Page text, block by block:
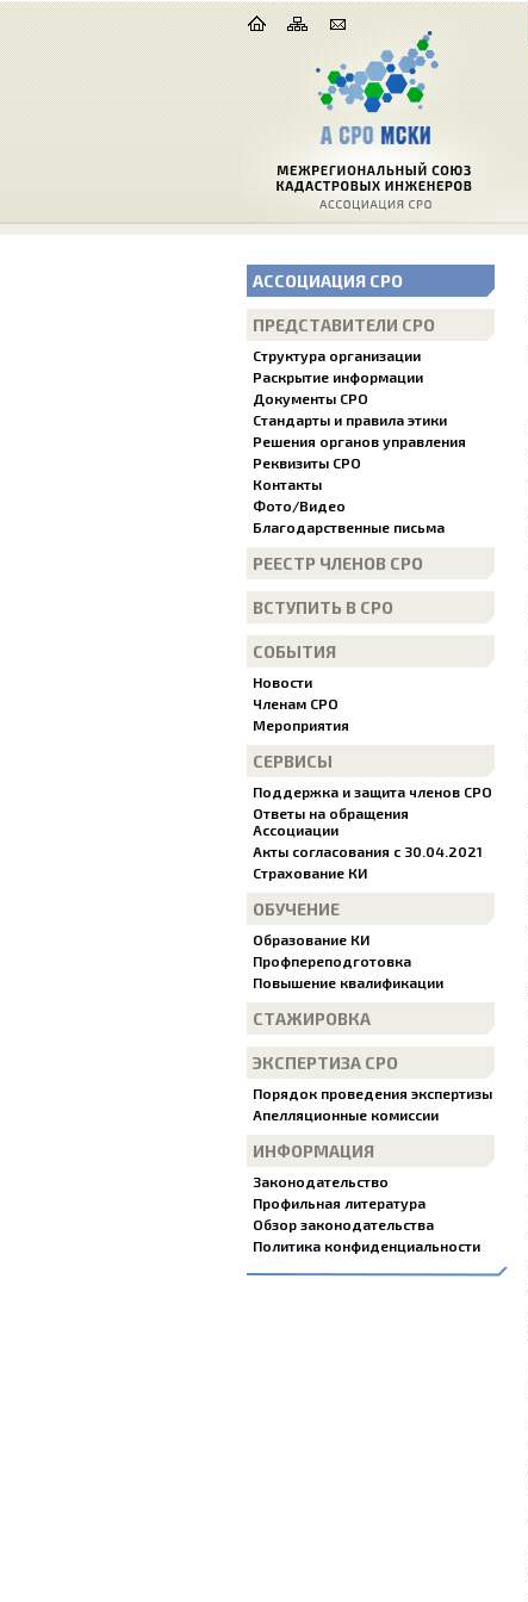
АССОЦИАЦИЯ СРО
ПРЕДСТАВИТЕЛИ СРО
Структура организации
Раскрытие информации
Документы СРО
Стандарты и правила этики
Решения органов управления
Реквизиты СРО
Контакты
Фото/Видео
Благодарственные письма
РЕЕСТР ЧЛЕНОВ СРО
ВСТУПИТЬ В СРО
СОБЫТИЯ
Новости
Членам СРО
Мероприятия
СЕРВИСЫ
Поддержка и защита членов СРО
Ответы на обращения
Ассоциации
Акты согласования с 30.04.2021
Страхование КИ
ОБУЧЕНИЕ
Образование КИ
Профпереподготовка
Повышение квалификации
СТАЖИРОВКА
ЭКСПЕРТИЗА СРО
Порядок проведения экспертизы
Апелляционные комиссии
ИНФОРМАЦИЯ
Законодательство
Профильная литература
Обзор законодательства
Политика конфиденциальности